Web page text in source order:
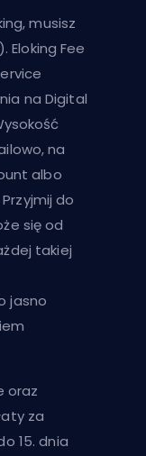
musisz
Eloking Fee
na Digital
na
albo
do
się od
takiej
jasno
oraz
za
15. dnia